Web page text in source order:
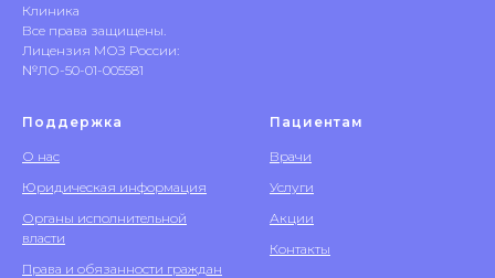
Клиника
Все права защищены.
Лицензия МОЗ России:
№ЛО-50-01-005581
Поддержка
О нас
Юридическая информация
Органы исполнительной
власти
Права и обязанности граждан
Пациентам
Врачи
Услуги
Акции
Контакты